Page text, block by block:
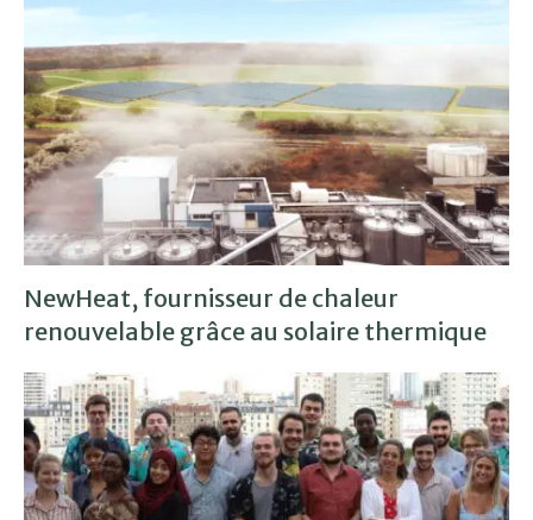
NewHeat, fournisseur de chaleur
renouvelable grâce au solaire thermique